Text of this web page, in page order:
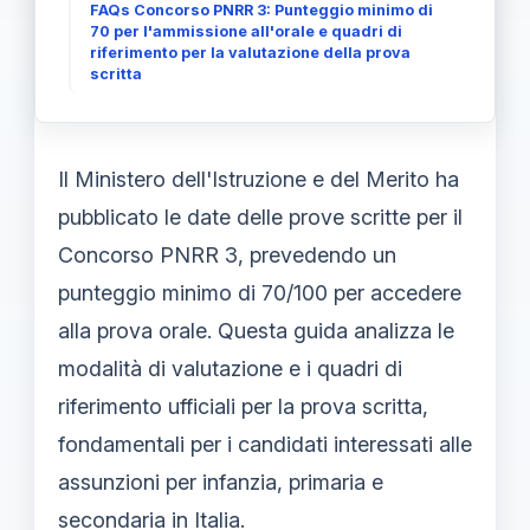
FAQs Concorso PNRR 3: Punteggio minimo di
70 per l'ammissione all'orale e quadri di
riferimento per la valutazione della prova
scritta
Il Ministero dell'Istruzione e del Merito ha
pubblicato le date delle prove scritte per il
Concorso PNRR 3, prevedendo un
punteggio minimo di 70/100 per accedere
alla prova orale. Questa guida analizza le
modalità di valutazione e i quadri di
riferimento ufficiali per la prova scritta,
fondamentali per i candidati interessati alle
assunzioni per infanzia, primaria e
secondaria in Italia.